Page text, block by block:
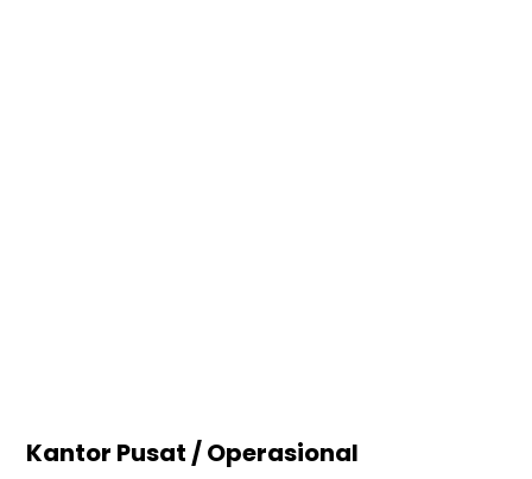
Kantor Pusat / Operasional